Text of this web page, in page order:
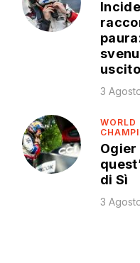
3
WORLD
di Sì
3